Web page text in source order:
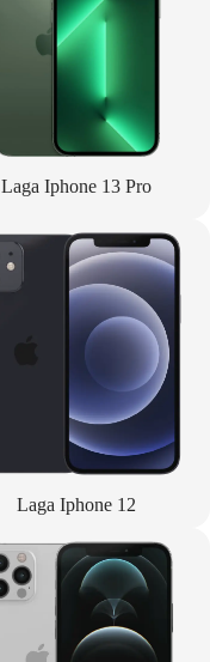
Laga Iphone 13 Pro
Laga Iphone 12